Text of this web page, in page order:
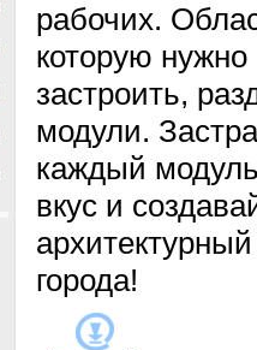
рабочих.
которую нужно
застроить,
модули.
каждый
вкус и
города!